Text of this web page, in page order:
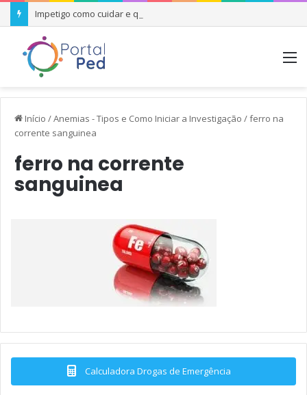
Impetigo como cuidar e quando se preocupar
Início /Anemias - Tipos e Como Iniciar a Investigação /ferro na
corrente sanguinea
ferro na corrente
sanguinea
Calculadora Drogas de Emergência